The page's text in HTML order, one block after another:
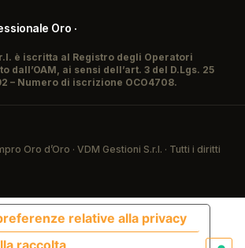
Oro ·
è iscritta al Registro degli Operatori
dall’OAM, ai sensi dell’art. 3 del D.Lgs. 25
– Numero di iscrizione OCO4708.
Oro d’Oro · VDM Gestioni S.r.l. · Tutti i diritti
relative alla privacy